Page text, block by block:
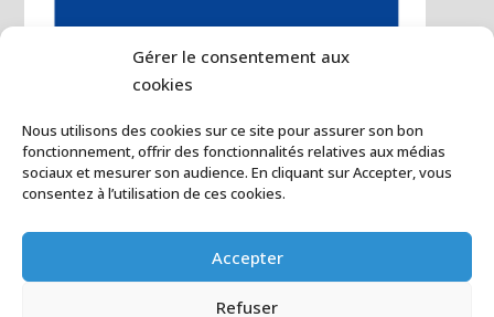
Gérer le consentement aux
cookies
Nous utilisons des cookies sur ce site pour assurer son bon
fonctionnement, offrir des fonctionnalités relatives aux médias
sociaux et mesurer son audience. En cliquant sur Accepter, vous
consentez à l’utilisation de ces cookies.
Accepter
Refuser